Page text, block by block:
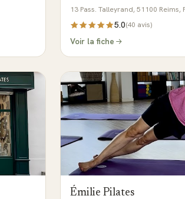
13 Pass. Talleyrand, 51100 Reims,
5.0(40 avis)
Voir la fiche
Émilie Pilates